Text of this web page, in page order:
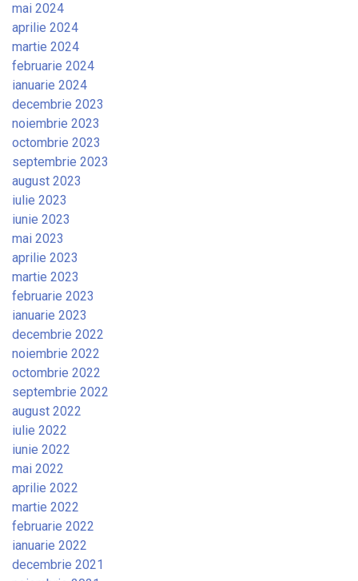
mai 2024
aprilie 2024
martie 2024
februarie 2024
ianuarie 2024
decembrie 2023
noiembrie 2023
octombrie 2023
septembrie 2023
august 2023
iulie 2023
iunie 2023
mai 2023
aprilie 2023
martie 2023
februarie 2023
ianuarie 2023
decembrie 2022
noiembrie 2022
octombrie 2022
septembrie 2022
august 2022
iulie 2022
iunie 2022
mai 2022
aprilie 2022
martie 2022
februarie 2022
ianuarie 2022
decembrie 2021